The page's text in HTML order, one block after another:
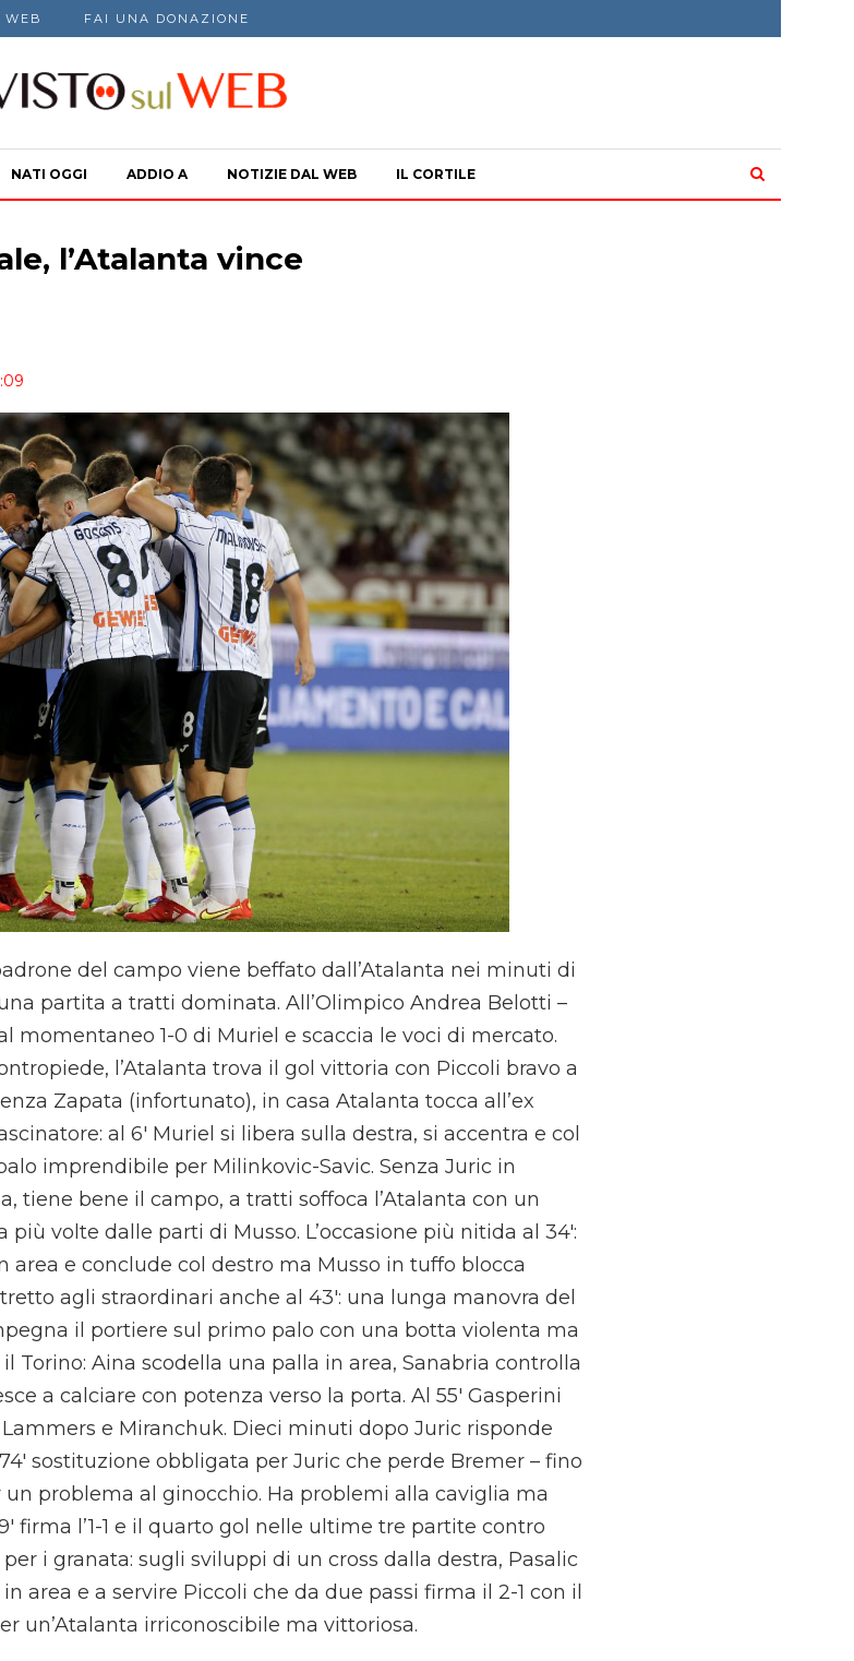
WEB FAI UNA DONAZIONE
NATI OGGI ADDIO A NOTIZIE DAL WEB IL CORTILE
l’Atalanta vince
del campo viene beffato dall’Atalanta nei minuti di
partita a tratti dominata. All’Olimpico Andrea Belotti –
momentaneo 1-0 di Muriel e scaccia le voci di mercato.
l’Atalanta trova il gol vittoria con Piccoli bravo a
Zapata (infortunato), in casa Atalanta tocca all’ex
al 6′ Muriel si libera sulla destra, si accentra e col
imprendibile per Milinkovic-Savic. Senza Juric in
tiene bene il campo, a tratti soffoca l’Atalanta con un
volte dalle parti di Musso. L’occasione più nitida al 34′:
area e conclude col destro ma Musso in tuffo blocca
agli straordinari anche al 43′: una lunga manovra del
il portiere sul primo palo con una botta violenta ma
Torino: Aina scodella una palla in area, Sanabria controlla
a calciare con potenza verso la porta. Al 55′ Gasperini
e Miranchuk. Dieci minuti dopo Juric risponde
sostituzione obbligata per Juric che perde Bremer – fino
problema al ginocchio. Ha problemi alla caviglia ma
firma l’1-1 e il quarto gol nelle ultime tre partite contro
per i granata: sugli sviluppi di un cross dalla destra, Pasalic
area e a servire Piccoli che da due passi firma il 2-1 con il
un’Atalanta irriconoscibile ma vittoriosa.